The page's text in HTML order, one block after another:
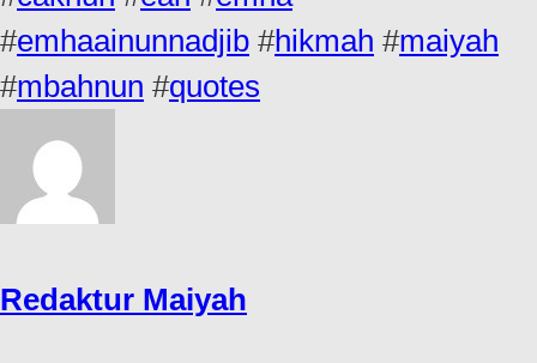
#emhaainunnadjib #hikmah #maiyah
#mbahnun #quotes
Redaktur Maiyah